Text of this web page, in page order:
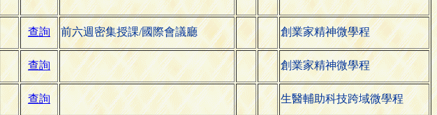
查詢 前六週密集授課/國際會議廳 創業家精神微學程
查詢 創業家精神微學程
查詢 生醫輔助科技跨域微學程